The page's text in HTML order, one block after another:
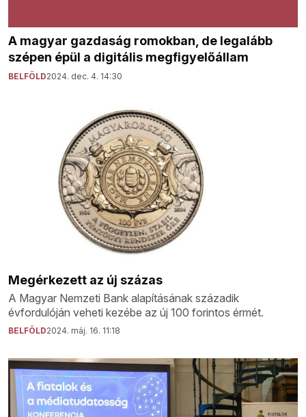
A magyar gazdaság romokban, de legalább
szépen épül a digitális megfigyelőállam
BELFÖLD2024. dec. 4. 14:30
Megérkezett az új százas
A Magyar Nemzeti Bank alapításának századik
évfordulóján veheti kezébe az új 100 forintos érmét.
BELFÖLD2024. máj. 16. 11:18